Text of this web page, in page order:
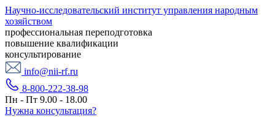
Научно-исследовательский институт управления народным
хозяйством
профессиональная переподготовка
повышение квалификации
консультирование
info@nii-rf.ru
8-800-222-38-98
Пн - Пт 9.00 - 18.00
Нужна консультация?